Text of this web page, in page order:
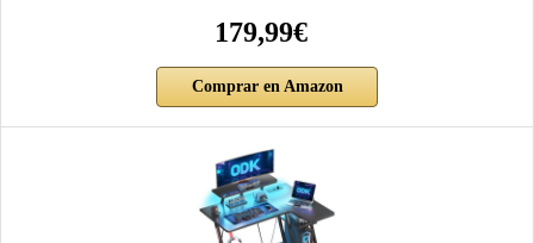
179,99€
Comprar en Amazon